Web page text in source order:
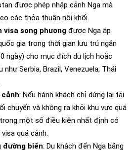
được phép nhập cảnh Nga mà
các thỏa thuận nội khối.
visa song phương được Nga áp
gia trong thời gian lưu trú ngắn
ngày) cho mục đích du lịch hoặc
như Serbia, Brazil, Venezuela, Thái
: Nếu hành khách chỉ dừng lại tại
chuyến và không ra khỏi khu vực quá
một số điều kiện nhất định có
quá cảnh.
đường biển: Du khách đến Nga bằng